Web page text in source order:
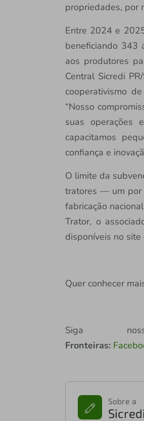
propriedades, por
Entre 2024 e
beneficiando 343
aos produtores
Central Sicredi
cooperativismo
“Nosso
suas operações
capacitamos
confiança e
O limite da
tratores — um por
fabricação
Trator, o
disponíveis no site
Quer conhecer
Siga
Fronteiras:
Sobre a